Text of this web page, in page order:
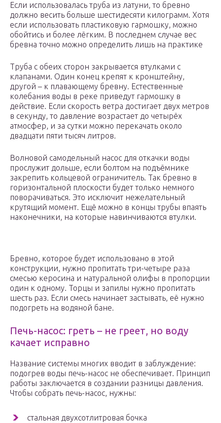
Если использовалась труба из латуни, то бревно
должно весить больше шестидесяти килограмм. Хотя
если использовать пластиковую гармошку, можно
обойтись и более лёгким. В последнем случае вес
бревна точно можно определить лишь на практике
Труба с обеих сторон закрывается втулками с
клапанами. Один конец крепят к кронштейну,
другой – к плавающему бревну. Естественные
колебания воды в реке приведут гармошку в
действие. Если скорость ветра достигает двух метров
в секунду, то давление возрастает до четырёх
атмосфер, и за сутки можно перекачать около
двадцати пяти тысяч литров.
Волновой самодельный насос для откачки воды
прослужит дольше, если болтом на подъёмнике
закрепить кольцевой ограничитель. Так бревно в
горизонтальной плоскости будет только немного
поворачиваться. Это исключит нежелательный
крутящий момент. Ещё можно в концы трубы впаять
наконечники, на которые навинчиваются втулки.
Бревно, которое будет использовано в этой
конструкции, нужно пропитать три-четыре раза
смесью керосина и натуральной олифы в пропорции
один к одному. Торцы и запилы нужно пропитать
шесть раз. Если смесь начинает застывать, её нужно
подогреть на водяной бане.
Печь-насос: греть – не греет, но воду
качает исправно
Название системы многих вводит в заблуждение:
подогрев воды печь-насос не обеспечивает. Принцип
работы заключается в создании разницы давления.
Чтобы собрать печь-насос, нужны:
стальная двухсотлитровая бочка